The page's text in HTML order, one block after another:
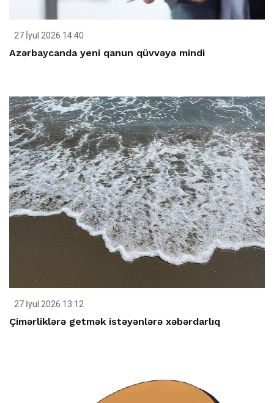
27 İyul 2026 14:40
Azərbaycanda yeni qanun qüvvəyə mindi
27 İyul 2026 13:12
Çimərliklərə getmək istəyənlərə xəbərdarlıq